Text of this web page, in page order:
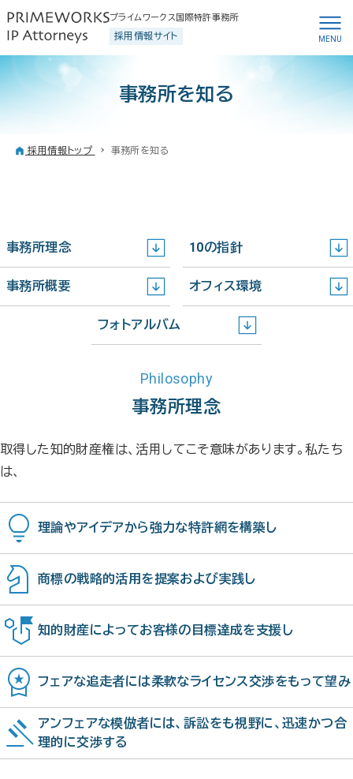
プライムワークス国際特許事務所
採用情報サイト
事務所を知る
採用情報トップ 事務所を知る
事務所理念 10の指針
事務所概要 オフィス環境
フォトアルバム
Philosophy
事務所理念
取得した知的財産権は、活用してこそ意味があります。私たち
は、
理論やアイデアから強力な特許網を構築し
商標の戦略的活用を提案および実践し
知的財産によってお客様の目標達成を支援し
フェアな追走者には柔軟なライセンス交渉をもって望み
アンフェアな模倣者には、訴訟をも視野に、迅速かつ合
理的に交渉する